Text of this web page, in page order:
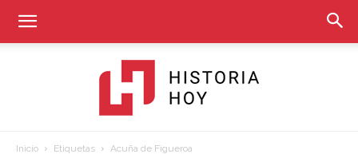
Historia
Inicio Etiquetas Acuña de Figueroa